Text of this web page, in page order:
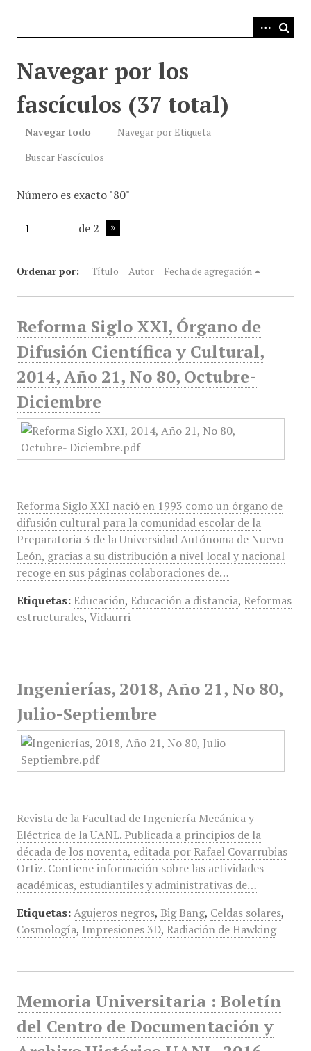
Navegar por los
fascículos (37 total)
Navegar todo
Navegar por Etiqueta
Buscar Fascículos
Número es exacto "80"
de 2
Ordenar por: Título Autor Fecha de agregación
Reforma Siglo XXI, Órgano de
Difusión Científica y Cultural,
2014, Año 21, No 80, Octubre-
Diciembre
Reforma Siglo XXI nació en 1993 como un órgano de
difusión cultural para la comunidad escolar de la
Preparatoria 3 de la Universidad Autónoma de Nuevo
León, gracias a su distribución a nivel local y nacional
recoge en sus páginas colaboraciones de…
Etiquetas: Educación, Educación a distancia, Reformas
estructurales, Vidaurri
Ingenierías, 2018, Año 21, No 80,
Julio-Septiembre
Revista de la Facultad de Ingeniería Mecánica y
Eléctrica de la UANL. Publicada a principios de la
década de los noventa, editada por Rafael Covarrubias
Ortiz. Contiene información sobre las actividades
académicas, estudiantiles y administrativas de…
Etiquetas: Agujeros negros, Big Bang, Celdas solares,
Cosmología, Impresiones 3D, Radiación de Hawking
Memoria Universitaria : Boletín
del Centro de Documentación y